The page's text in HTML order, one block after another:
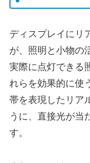
ディスプレイにリ
が、照明と小物の
実際に点灯できる
れらを効果的に使
帯を表現したリア
うに、直接光が当
す。